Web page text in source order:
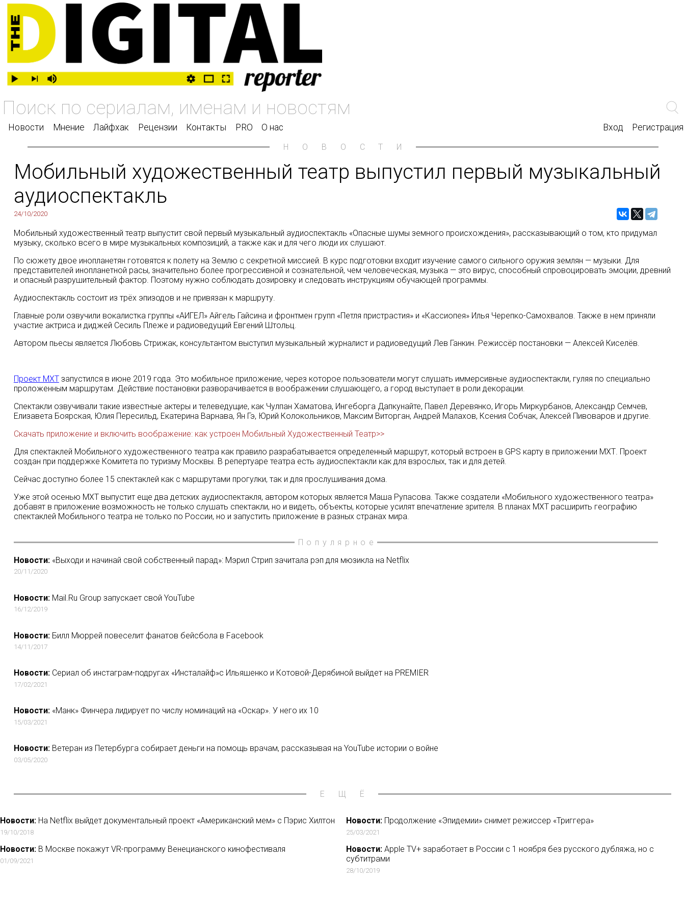
Новости Мнение Лайфхак Рецензии Контакты PRO О нас Вход Регистрация
НОВОСТИ
Мобильный художественный театр выпустил первый музыкальный
аудиоспектакль
24/10/2020
Мобильный художественный театр выпустит свой первый музыкальный аудиоспектакль «Опасные шумы земного происхождения», рассказывающий о том, кто придумал
музыку, сколько всего в мире музыкальных композиций, а также как и для чего люди их слушают.
По сюжету двое инопланетян готовятся к полету на Землю с секретной миссией. В курс подготовки входит изучение самого сильного оружия землян — музыки. Для
представителей инопланетной расы, значительно более прогрессивной и сознательной, чем человеческая, музыка — это вирус, способный спровоцировать эмоции, древний
и опасный разрушительный фактор. Поэтому нужно соблюдать дозировку и следовать инструкциям обучающей программы.
Аудиоспектакль состоит из трёх эпизодов и не привязан к маршруту.
Главные роли озвучили вокалистка группы «АИГЕЛ» Айгель Гайсина и фронтмен групп «Петля пристрастия» и «Кассиопея» Илья Черепко-Самохвалов. Также в нем приняли
участие актриса и диджей Сесиль Плеже и радиоведущий Евгений Штольц.
Автором пьесы является Любовь Стрижак, консультантом выступил музыкальный журналист и радиоведущий Лев Ганкин. Режиссёр постановки — Алексей Киселёв.
Проект МХТзапустился в июне 2019 года. Это мобильное приложение, через которое пользователи могут слушать иммерсивные аудиоспектакли, гуляя по специально
проложенным маршрутам. Действие постановки разворачивается в воображении слушающего, а город выступает в роли декорации.
Спектакли озвучивали такие известные актеры и телеведущие, как Чулпан Хаматова, Ингеборга Дапкунайте, Павел Деревянко, Игорь Миркурбанов, Александр Семчев,
Елизавета Боярская, Юлия Пересильд, Екатерина Варнава, Ян Гэ, Юрий Колокольников, Максим Виторган, Андрей Малахов, Ксения Собчак, Алексей Пивоваров и другие.
Скачать приложение и включить воображение: как устроен Мобильный Художественный Театр>>
Для спектаклей Мобильного художественного театра как правило разрабатывается определенный маршрут, который встроен в GPS карту в приложении МХТ. Проект
создан при поддержке Комитета по туризму Москвы. В репертуаре театра есть аудиоспектакли как для взрослых, так и для детей.
Сейчас доступно более 15 спектаклей как с маршрутами прогулки, так и для прослушивания дома.
Уже этой осенью МХТ выпустит еще два детских аудиоспектакля, автором которых является Маша Рупасова. Также создатели «Мобильного художественного театра»
добавят в приложение возможность не только слушать спектакли, но и видеть, объекты, которые усилят впечатление зрителя. В планах МХТ расширить географию
спектаклей Мобильного театра не только по России, но и запустить приложение в разных странах мира.
Популярное
Новости:«Выходи и начинай свой собственный парад»: Мэрил Стрип зачитала рэп для мюзикла на Netflix
20/11/2020
Новости:Mail.Ru Group запускает свой YouTube
16/12/2019
Новости:Билл Мюррей повеселит фанатов бейсбола в Facebook
14/11/2017
Новости:Сериал об инстаграм-подругах «Инсталайф»с Ильяшенко и Котовой-Дерябиной выйдет на PREMIER
17/02/2021
Новости:«Манк» Финчера лидирует по числу номинаций на «Оскар». У него их 10
15/03/2021
Новости:Ветеран из Петербурга собирает деньги на помощь врачам, рассказывая на YouTube истории о войне
03/05/2020
ЕЩЁ
Новости: На Netflix выйдет документальный проект «Американский мем» с Пэрис Хилтон
19/10/2018
Новости:Продолжение «Эпидемии» снимет режиссер «Триггера»
25/03/2021
Новости: В Москве покажут VR-программу Венецианского кинофестиваля
01/09/2021
Новости:Apple TV+ заработает в России с 1 ноября без русского дубляжа, но с
субтитрами
28/10/2019